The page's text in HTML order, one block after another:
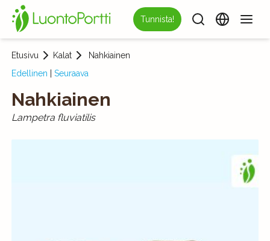
Tunnista!
Etusivu Kalat
Nahkiainen
Edellinen
Seuraava
Nahkiainen
Lampetra fluviatilis